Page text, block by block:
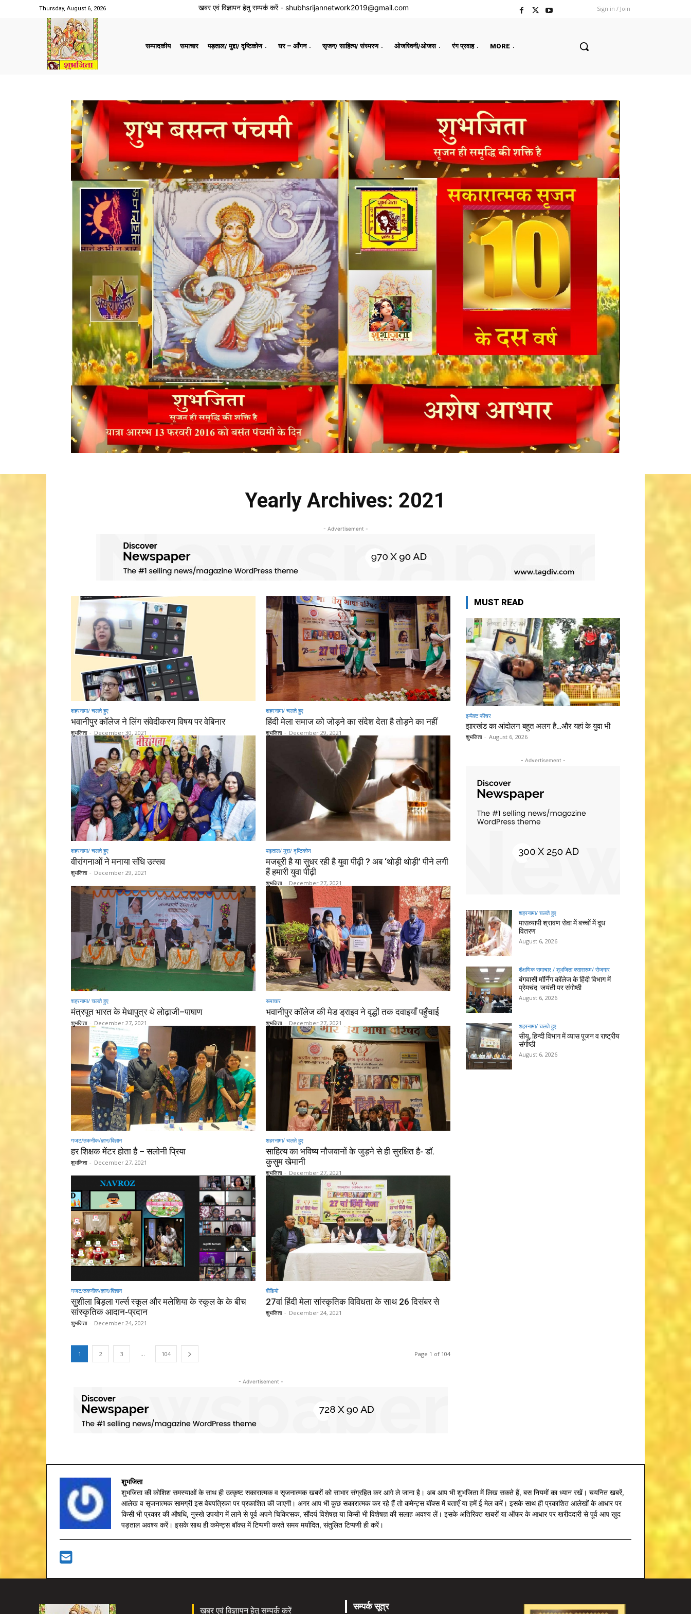
Thursday, August 6, 2026 खबर एवं विज्ञापन हेतु सम्पर्क करें - shubhsrijannetwork2019@gmail.com Sign in / Join
सम्पादकीय समाचार पड़ताल/ मुद्दा/ दृष्टिकोण घर – आँगन सृजन/ साहित्य/ संस्मरण ओजस्विनी/ओजस रंग प्रवाह MORE
Yearly Archives: 2021
- Advertisement -
शहरनामा/ चलते हुए
भवानीपुर कॉलेज ने लिंग संवेदीकरण विषय पर वेबिनार
शुभजिता - December 30, 2021
शहरनामा/ चलते हुए
हिंदी मेला समाज को जोड़ने का संदेश देता है तोड़ने का नहीं
शुभजिता - December 29, 2021
शहरनामा/ चलते हुए
वीरांगनाओं ने मनाया संधि उत्सव
शुभजिता - December 29, 2021
पड़ताल/ मुद्दा/ दृष्टिकोण
मजबूरी है या सुधर रही है युवा पीढ़ी ? अब ‘थोड़ी थोड़ी’ पीने लगी
हैं हमारी युवा पीढ़ी
शुभजिता - December 27, 2021
शहरनामा/ चलते हुए
मंत्रपूत भारत के मेधापुत्र थे लोढ़ाजी–पाषाण
शुभजिता - December 27, 2021
समाचार
भवानीपुर कॉलेज की मेड ड्राइव ने वृद्धों तक दवाइयाँ पहुँचाई
शुभजिता - December 27, 2021
गजट/तकनीक/ज्ञान/विज्ञान
हर शिक्षक मेंटर होता है – सलोनी प्रिया
शुभजिता - December 27, 2021
शहरनामा/ चलते हुए
साहित्य का भविष्य नौजवानों के जुड़ने से ही सुरक्षित है- डॉ.
कुसुम खेमानी
शुभजिता - December 27, 2021
गजट/तकनीक/ज्ञान/विज्ञान
सुशीला बिड़ला गर्ल्स स्कूल और मलेशिया के स्कूल के के बीच
सांस्कृतिक आदान-प्रदान
शुभजिता - December 24, 2021
वीडियो
27वां हिंदी मेला सांस्कृतिक विविधता के साथ 26 दिसंबर से
शुभजिता - December 24, 2021
1 2 3 104 Page 1 of 104
- Advertisement -
MUST READ
इम्पैक्ट फीचर
झारखंड का आंदोलन बहुत अलग है…और यहां के युवा भी
शुभजिता - August 6, 2026
- Advertisement -
शहरनामा/ चलते हुए
मासव्यापी श्रावण सेवा में बच्चों में दूध
वितरण
August 6, 2026
शैक्षणिक समाचार / शुभजिता क्सासरूम/ रोजगार
बंगवासी मॉर्निंग कॉलेज के हिंदी विभाग में
प्रेमचंद जयंती पर संगोष्ठी
August 6, 2026
शहरनामा/ चलते हुए
सीयू, हिन्दी विभाग में व्यास पूजन व राष्ट्रीय
संगोष्ठी
August 6, 2026
शुभजिता
शुभजिता की कोशिश समस्याओं के साथ ही उत्कृष्ट सकारात्मक व सृजनात्मक खबरों को साभार संग्रहित कर आगे ले जाना है। अब आप भी शुभजिता में लिख सकते हैं, बस नियमों का ध्यान रखें। चयनित खबरें,
आलेख व सृजनात्मक सामग्री इस वेबपत्रिका पर प्रकाशित की जाएगी। अगर आप भी कुछ सकारात्मक कर रहे हैं तो कमेन्ट्स बॉक्स में बताएँ या हमें ई मेल करें। इसके साथ ही प्रकाशित आलेखों के आधार पर
किसी भी प्रकार की औषधि, नुस्खे उपयोग में लाने से पूर्व अपने चिकित्सक, सौंदर्य विशेषज्ञ या किसी भी विशेषज्ञ की सलाह अवश्य लें। इसके अतिरिक्त खबरों या ऑफर के आधार पर खरीददारी से पूर्व आप खुद
पड़ताल अवश्य करें। इसके साथ ही कमेन्ट्स बॉक्स में टिप्पणी करते समय मर्यादित, संतुलित टिप्पणी ही करें।
खबर एवं विज्ञापन हेतु सम्पर्क करें सम्पर्क सूत्र